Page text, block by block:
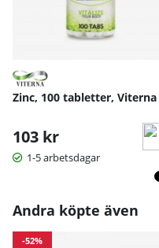
Zinc, 100 tabletter, Viterna
103 kr
1-5 arbetsdagar
Andra köpte även
-52%